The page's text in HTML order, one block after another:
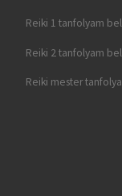
Reiki 1 tanfolyam
Reiki 2 tanfolyam
Reiki mester